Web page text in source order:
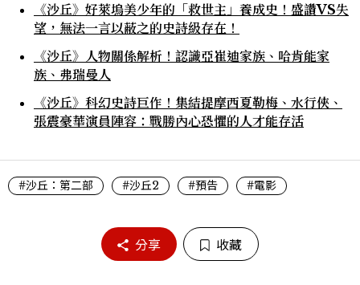
《沙丘》好萊塢美少年的「救世主」養成史！盛讚VS失
望，無法一言以蔽之的史詩級存在！
《沙丘》人物關係解析！認識亞崔迪家族、哈肯能家
族、弗瑞曼人
《沙丘》科幻史詩巨作！集結提摩西夏勒梅、水行俠、
張震豪華演員陣容：戰勝內心恐懼的人才能存活
#沙丘：第二部 #沙丘2 #預告 #電影
分享 收藏